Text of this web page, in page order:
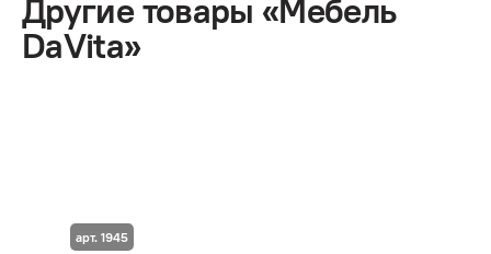
Другие товары «Мебель
DaVita»
арт. 1945